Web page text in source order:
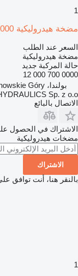
1
مضخة هيدروليكية Arjes 0000
السعر عند الطلب
مضخة هيدروليكية
حالة المركبة جديد
0000 700 000 12
بولندا، Tarnowskie Góry
Sp. z o.o.
الاتصال بالبائع
الاشتراك في الحصول
مضخات هيدروليكية
الاشتراك
بالنقر هنا، أنت توافق
1